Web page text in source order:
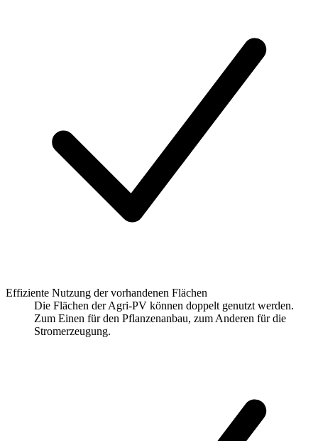
Effiziente Nutzung der vorhandenen Flächen
Die Flächen der Agri-PV können doppelt genutzt werden.
Zum Einen für den Pflanzenanbau, zum Anderen für die
Stromerzeugung.